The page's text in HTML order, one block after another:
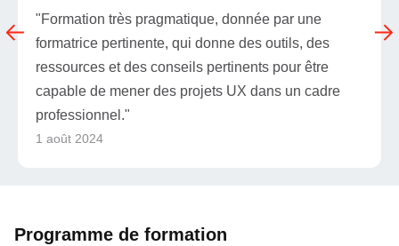
"Formation très pragmatique, donnée par une
formatrice pertinente, qui donne des outils, des
ressources et des conseils pertinents pour être
capable de mener des projets UX dans un cadre
professionnel."
1 août 2024
Programme de formation